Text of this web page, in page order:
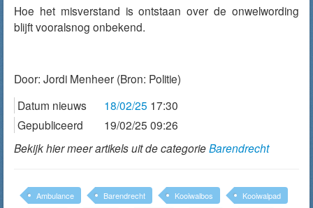
Hoe het misverstand is ontstaan over de onwelwording
blijft vooralsnog onbekend.
Door: Jordi Menheer (Bron: Politie)
Datum nieuws
18/02/25 17:30
Gepubliceerd
19/02/25 09:26
Bekijk hier meer artikels uit de categorieBarendrecht
Ambulance Barendrecht Kooiwalbos
Kooiwalpad